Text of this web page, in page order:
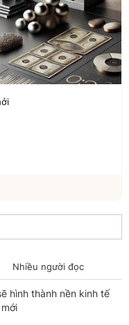
Nhiều người đọc
hình thành nền kinh tế